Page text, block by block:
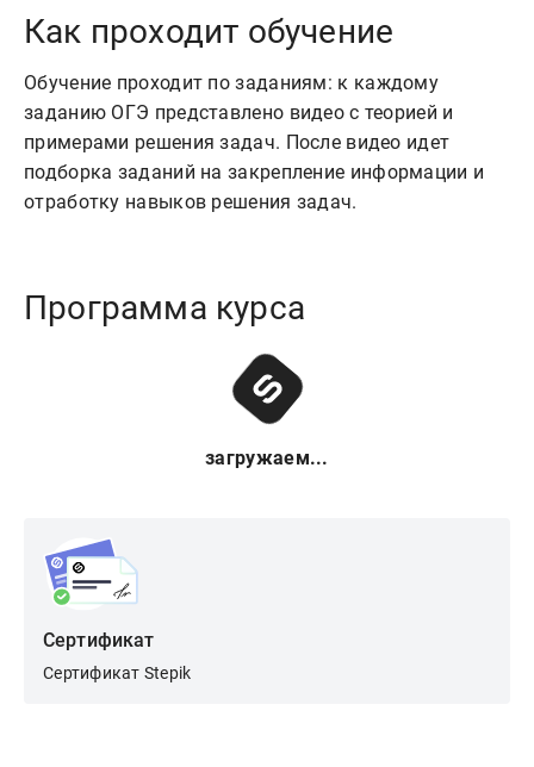
Как проходит обучение
Обучение проходит по заданиям: к каждому
заданию ОГЭ представлено видео с теорией и
примерами решения задач. После видео идет
подборка заданий на закрепление информации и
отработку навыков решения задач.
Программа курса
загружаем...
Сертификат
Сертификат Stepik